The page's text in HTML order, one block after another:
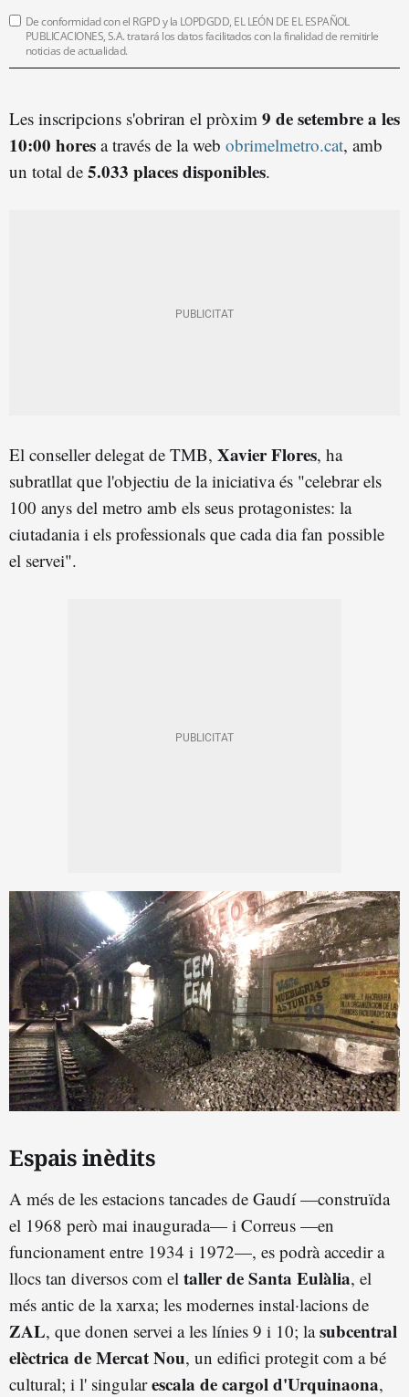
De conformidad con el RGPD y la LOPDGDD, EL LEÓN DE EL ESPAÑOL
PUBLICACIONES, S.A. tratará los datos facilitados con la finalidad de remitirle
noticias de actualidad.
Les inscripcions s'obriran el pròxim 9 de setembre a les
10:00 hores a través de la web obrimelmetro.cat, amb
un total de 5.033 places disponibles.
El conseller delegat de TMB, Xavier Flores, ha
subratllat que l'objectiu de la iniciativa és "celebrar els
100 anys del metro amb els seus protagonistes: la
ciutadania i els professionals que cada dia fan possible
el servei".
Espais inèdits
A més de les estacions tancades de Gaudí —construïda
el 1968 però mai inaugurada— i Correus —en
funcionament entre 1934 i 1972—, es podrà accedir a
llocs tan diversos com el taller de Santa Eulàlia, el
més antic de la xarxa; les modernes instal·lacions de
ZAL, que donen servei a les línies 9 i 10; lasubcentral
elèctrica de Mercat Nou, un edifici protegit com a bé
cultural; i l' singularescala de cargol d'Urquinaona,